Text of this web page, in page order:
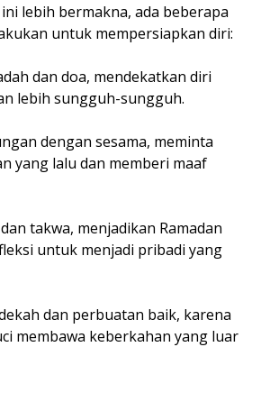
lebih bermakna, ada beberapa
untuk mempersiapkan diri:
dan doa, mendekatkan diri
lebih sungguh-sungguh.
dengan sesama, meminta
yang lalu dan memberi maaf
takwa, menjadikan Ramadan
untuk menjadi pribadi yang
dan perbuatan baik, karena
membawa keberkahan yang luar